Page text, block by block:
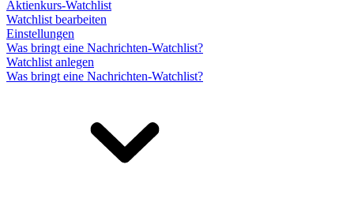
Aktienkurs-Watchlist
Watchlist bearbeiten
Einstellungen
Was bringt eine Nachrichten-Watchlist?
Watchlist anlegen
Was bringt eine Nachrichten-Watchlist?